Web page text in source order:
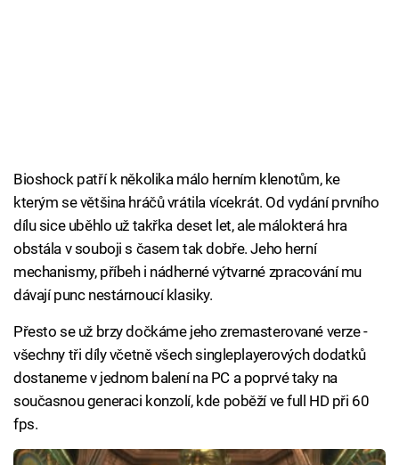
Bioshock patří k několika málo herním klenotům, ke
kterým se většina hráčů vrátila vícekrát. Od vydání prvního
dílu sice uběhlo už takřka deset let, ale málokterá hra
obstála v souboji s časem tak dobře. Jeho herní
mechanismy, příbeh i nádherné výtvarné zpracování mu
dávají punc nestárnoucí klasiky.
Přesto se už brzy dočkáme jeho zremasterované verze -
všechny tři díly včetně všech singleplayerových dodatků
dostaneme v jednom balení na PC a poprvé taky na
současnou generaci konzolí, kde poběží ve full HD při 60
fps.